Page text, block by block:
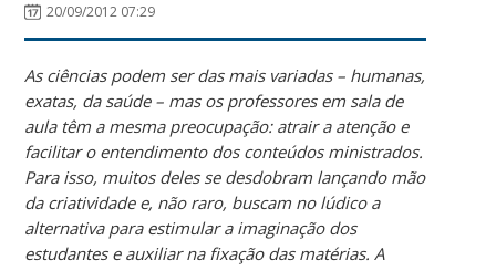
20/09/2012 07:29
As ciências podem ser das mais variadas – humanas,
exatas, da saúde – mas os professores em sala de
aula têm a mesma preocupação: atrair a atenção e
facilitar o entendimento dos conteúdos ministrados.
Para isso, muitos deles se desdobram lançando mão
da criatividade e, não raro, buscam no lúdico a
alternativa para estimular a imaginação dos
estudantes e auxiliar na fixação das matérias. A